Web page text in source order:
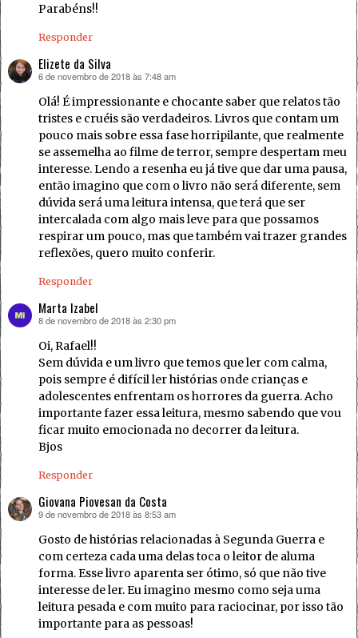
Parabéns!!
Responder
Elizete da Silva
disse:
6 de novembro de 2018 às 7:48 am
Olá! É impressionante e chocante saber que relatos tão
tristes e cruéis são verdadeiros. Livros que contam um
pouco mais sobre essa fase horripilante, que realmente
se assemelha ao filme de terror, sempre despertam meu
interesse. Lendo a resenha eu já tive que dar uma pausa,
então imagino que com o livro não será diferente, sem
dúvida será uma leitura intensa, que terá que ser
intercalada com algo mais leve para que possamos
respirar um pouco, mas que também vai trazer grandes
reflexões, quero muito conferir.
Responder
Marta Izabel
disse:
8 de novembro de 2018 às 2:30 pm
Oi, Rafael!!
Sem dúvida e um livro que temos que ler com calma,
pois sempre é difícil ler histórias onde crianças e
adolescentes enfrentam os horrores da guerra. Acho
importante fazer essa leitura, mesmo sabendo que vou
ficar muito emocionada no decorrer da leitura.
Bjos
Responder
Giovana Piovesan da Costa
disse:
9 de novembro de 2018 às 8:53 am
Gosto de histórias relacionadas à Segunda Guerra e
com certeza cada uma delas toca o leitor de aluma
forma. Esse livro aparenta ser ótimo, só que não tive
interesse de ler. Eu imagino mesmo como seja uma
leitura pesada e com muito para raciocinar, por isso tão
importante para as pessoas!